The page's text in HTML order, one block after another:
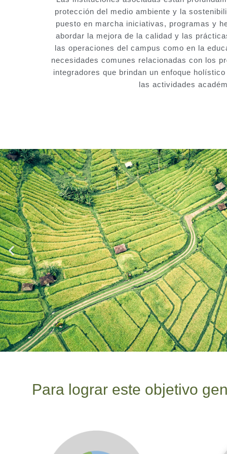
protección del medio ambiente y la
puesto en marcha iniciativas, programas y
abordar la mejora de la calidad y las
las operaciones del campus como en la
necesidades comunes relacionadas con los
integradores que brindan un enfoque
las actividades
Para lograr este objetivo